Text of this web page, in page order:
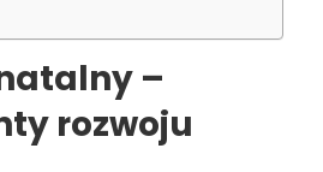
–
rozwoju